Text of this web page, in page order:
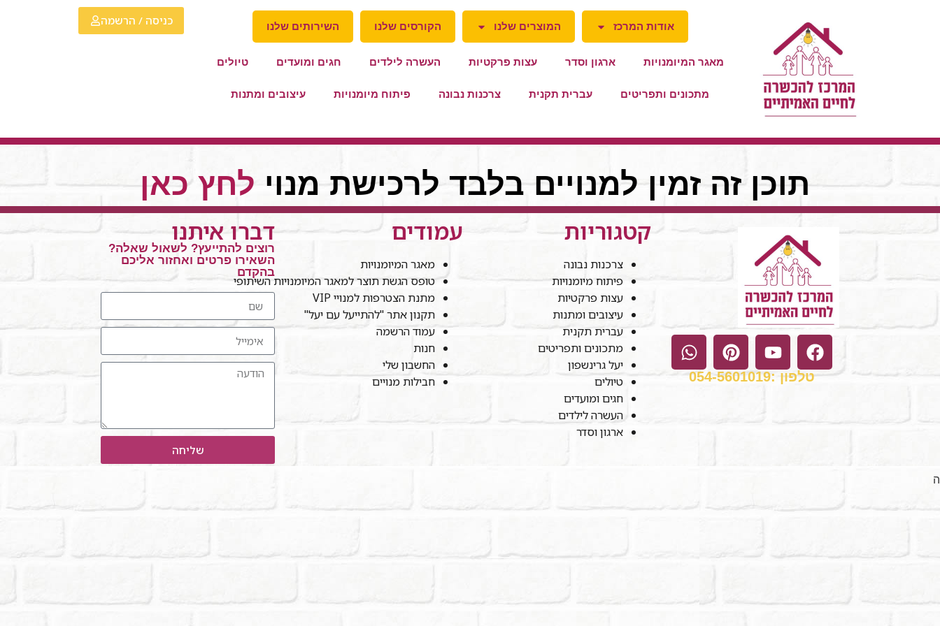
אודות המרכז המוצרים שלנו הקורסים שלנו השירותים שלנו
מאגר המיומנויות ארגון וסדר עצות פרקטיות העשרה לילדים חגים ומועדים טיולים
מתכונים ותפריטים עברית תקנית צרכנות נבונה פיתוח מיומנויות עיצובים ומתנות
כניסה / הרשמה
תוכן זה זמין למנויים בלבד לרכישת מנוי לחץ כאן
טלפון :054-5601019
קטגוריות
צרכנות נבונה
פיתוח מיומנויות
עצות פרקטיות
עיצובים ומתנות
עברית תקנית
מתכונים ותפריטים
יעל גרינשפון
טיולים
חגים ומועדים
העשרה לילדים
ארגון וסדר
עמודים
מאגר המיומנויות
טופס הגשת תוצר למאגר המיומנויות השיתופי
מתנת הצטרפות למנויי VIP
תקנון אתר "להתייעל עם יעל"
עמוד הרשמה
חנות
החשבון שלי
חבילות מנויים
דברו איתנו
רוצים להתייעץ? לשאול שאלה?
השאירו פרטים ואחזור אליכם
בהקדם
שליחה
ה